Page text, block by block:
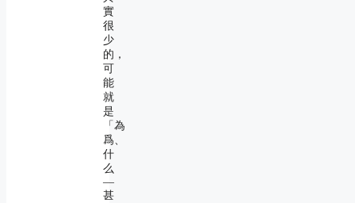
實
很
少
的，
可
能
就
是
「為
爲、
什
么
―
甚